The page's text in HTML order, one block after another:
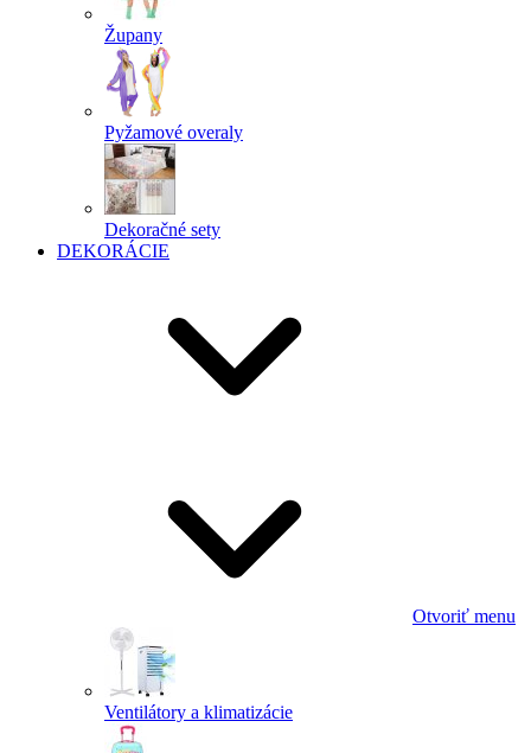
Župany
Pyžamové overaly
Dekoračné sety
DEKORÁCIE
Otvoriť menu
Ventilátory a klimatizácie